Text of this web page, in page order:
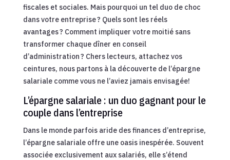
fiscales et sociales. Mais pourquoi un tel duo de choc
dans votre entreprise ? Quels sont les réels
avantages ? Comment impliquer votre moitié sans
transformer chaque dîner en conseil
d’administration ? Chers lecteurs, attachez vos
ceintures, nous partons à la découverte de l’épargne
salariale comme vous ne l’aviez jamais envisagée!
L’épargne salariale : un duo gagnant pour le
couple dans l’entreprise
Dans le monde parfois aride des finances d’entreprise,
l’épargne salariale offre une oasis inespérée. Souvent
associée exclusivement aux salariés, elle s’étend